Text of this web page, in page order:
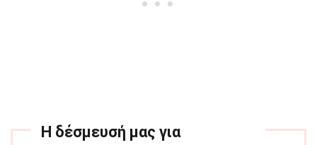
Η δέσμευσή μας για